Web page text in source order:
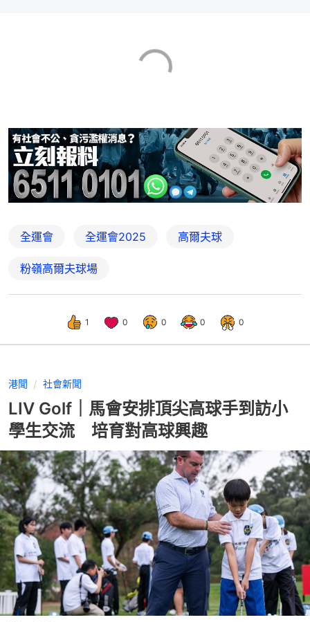
全運會 全運會2025 高爾夫球
粉嶺高爾夫球場
1 0 0 0 0
港聞 社會新聞
LIV Golf｜馬會安排頂尖高球手到訪小
學生交流 培育對高球興趣